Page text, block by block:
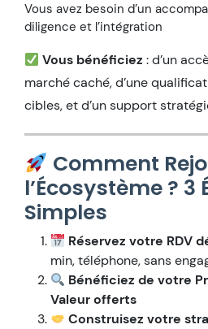
Vous avez besoin d’un
diligence et l’intégration
Vous bénéficiez : d’un
marché caché, d’une
cibles, et d’un support
Comment
l’Écosystème ? 3
Simples
Réservez votre RDV
min, téléphone, sans
Bénéficiez de votre
Valeur offerts
Construisez votre